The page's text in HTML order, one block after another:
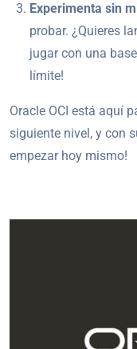
Experimenta sin
probar. ¿Quieres
jugar con una
límite!
Oracle OCI está aquí
siguiente nivel, y con
empezar hoy mismo!